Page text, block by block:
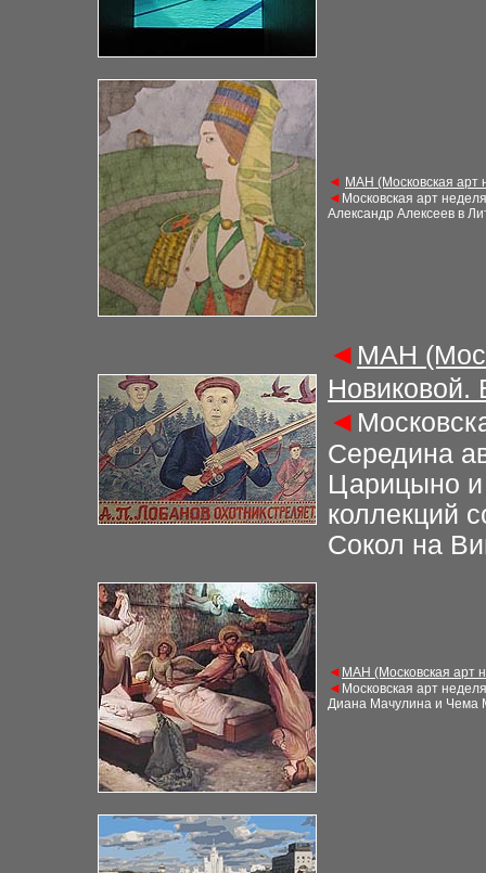
◄ МАН (Московская арт
◄ Московская арт неделя
Александр Алексеев в
◄ МАН
Новиковой.
◄
Середина
Царицыно и
коллекций
Сокол на
◄ МАН (Московская арт
◄ Московская арт неделя
Диана Мачулина и